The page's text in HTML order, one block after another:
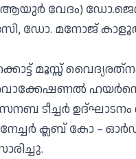
വേദം) ഡോ.ജെസി
ഡോ. മനോജ്
മൂസ്സ്
വൊക്കേഷണല്‍
ടീച്ചര്‍
ക്ലബ് കോ –